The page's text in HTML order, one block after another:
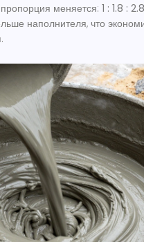
меняется: 1 : 1.8 : 2.8
наполнителя, что